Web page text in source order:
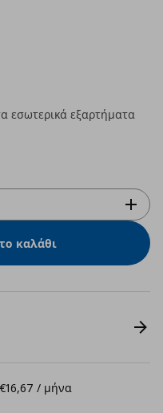
εσωτερικά εξαρτήματα
καλάθι
/ μήνα